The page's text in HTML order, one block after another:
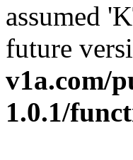
assumed
future
v1a.com/
1.0.1/